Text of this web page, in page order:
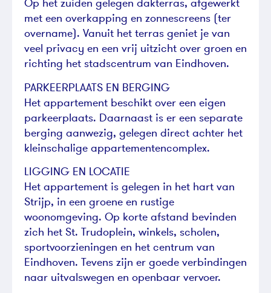
Op het zuiden gelegen dakterras, afgewerkt
met een overkapping en zonnescreens (ter
overname). Vanuit het terras geniet je van
veel privacy en een vrij uitzicht over groen en
richting het stadscentrum van Eindhoven.
PARKEERPLAATS EN BERGING
Het appartement beschikt over een eigen
parkeerplaats. Daarnaast is er een separate
berging aanwezig, gelegen direct achter het
kleinschalige appartementencomplex.
LIGGING EN LOCATIE
Het appartement is gelegen in het hart van
Strijp, in een groene en rustige
woonomgeving. Op korte afstand bevinden
zich het St. Trudoplein, winkels, scholen,
sportvoorzieningen en het centrum van
Eindhoven. Tevens zijn er goede verbindingen
naar uitvalswegen en openbaar vervoer.